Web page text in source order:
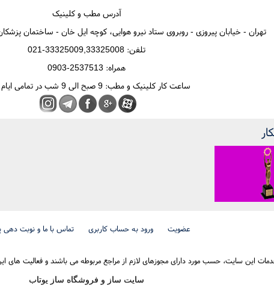
آدرس مطب و کلینیک
تهران - خیابان پیروزی - روبروی ستاد نیرو هوایی، کوچه ایل خان - ساختمان
تلفن: 33325009,33325008-021
همراه: 2537513-0903
ساعت کار کلینیک و مطب: 9 صبح الی 9 شب در تمامی ایام هفته
عضویت ورود به حساب کاربری تماس با ما و نوبت
این سایت، حسب مورد دارای مجوزهای لازم از مراجع مربوطه می باشند و فعالیت های
سایت ساز و فروشگاه ساز یوتاب